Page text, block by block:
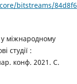
bitstreams/
міжнародному
студії :
конф. 2021. С.